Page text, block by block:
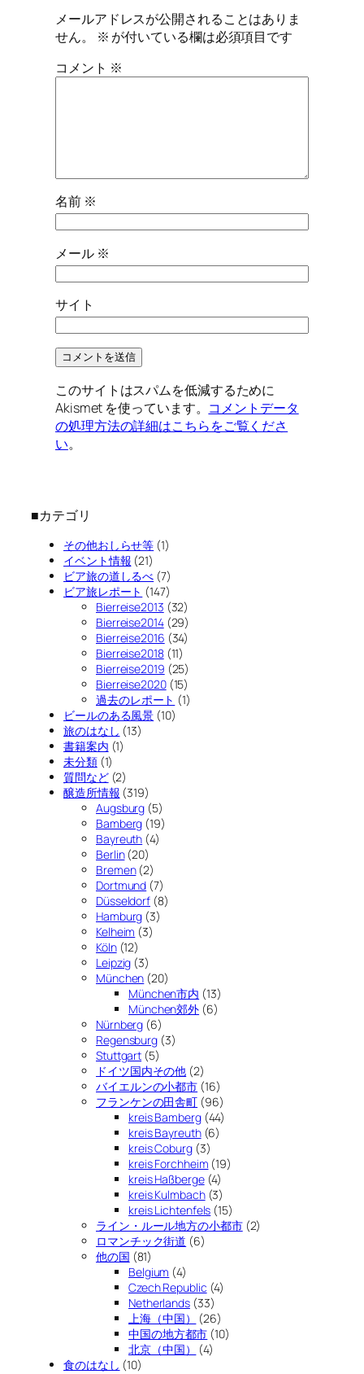
メールアドレスが公開されることはありま
せん。
※ が付いている欄は必須項目です
コメント ※
名前 ※
メール ※
サイト
このサイトはスパムを低減するために
Akismet を使っています。 コメントデータ
の処理方法の詳細はこちらをご覧くださ
い。
■カテゴリ
その他おしらせ等 (1)
イベント情報 (21)
ビア旅の道しるべ (7)
ビア旅レポート (147)
Bierreise2013 (32)
Bierreise2014(29)
Bierreise2016 (34)
Bierreise2018(11)
Bierreise2019 (25)
Bierreise2020(15)
過去のレポート (1)
ビールのある風景 (10)
旅のはなし (13)
書籍案内 (1)
未分類(1)
質問など(2)
醸造所情報 (319)
Augsburg (5)
Bamberg (19)
Bayreuth (4)
Berlin(20)
Bremen(2)
Dortmund (7)
Düsseldorf (8)
Hamburg (3)
Kelheim (3)
Köln(12)
Leipzig (3)
München (20)
München市内 (13)
München郊外 (6)
Nürnberg (6)
Regensburg (3)
Stuttgart (5)
ドイツ国内その他 (2)
バイエルンの小都市 (16)
フランケンの田舎町 (96)
kreis Bamberg(44)
kreis Bayreuth(6)
kreis Coburg(3)
kreis Forchheim (19)
kreis Haßberge(4)
kreis Kulmbach(3)
kreis Lichtenfels (15)
ライン・ルール地方の小都市(2)
ロマンチック街道 (6)
他の国 (81)
Belgium (4)
Czech Republic (4)
Netherlands(33)
上海（中国）
(26)
中国の地方都市 (10)
北京（中国）
(4)
食のはなし (10)